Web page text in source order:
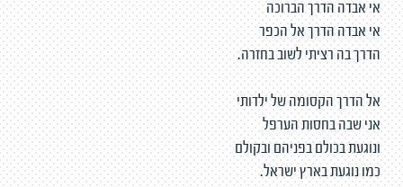
אי אבדה הדרך הברוכה
אי אבדה הדרך אל הכפר
הדרך בה רציתי לשוב בחזרה.
אל הדרך הקסומה של ילדותי
אני שבה בחסות הערפל
ונוגעת בכולם בפניהם ובקולם
כמו נוגעת בארץ ישראל.